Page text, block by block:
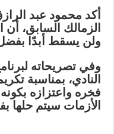
أكد محمود عبد
الزمالك السابق،
ولن يسقط أبدًا
وفي تصريحاته
النادي، بمناسبة
فخره واعتزازه
الأزمات سيتم حلها